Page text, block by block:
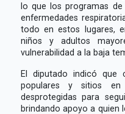
lo que los programas
enfermedades
todo en estos lugares,
niños y adultos
vulnerabilidad a la baja
El diputado indicó que
populares y sitios en
desprotegidas para
brindando apoyo a quien